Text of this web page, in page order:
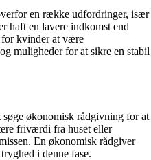
en række udfordringer, især
haft en lavere indkomst end
for kvinder at være
muligheder for at sikre en stabil
økonomisk rådgivning for at
friværdi fra huset eller
En økonomisk rådgiver
i denne fase.